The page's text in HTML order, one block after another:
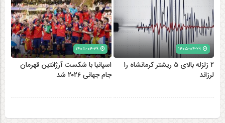
۲ زلزله‌ بالای ۵ ریشتر کرمانشاه را
لرزاند
اسپانیا با شکست آرژانتین قهرمان
جام جهانی ۲۰۲۶ شد